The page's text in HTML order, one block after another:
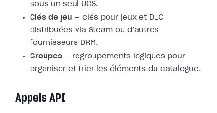
sous un seul UGS.
Clés de jeu — clés pour jeux et DLC
distribuées via Steam ou d’autres
fournisseurs DRM.
Groupes — regroupements logiques pour
organiser et trier les éléments du catalogue.
Appels API